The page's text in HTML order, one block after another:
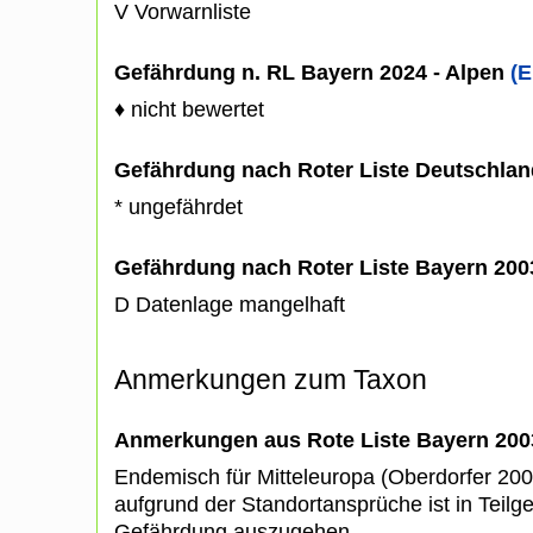
V Vorwarnliste
Gefährdung n. RL Bayern 2024 - Alpen
♦ nicht bewertet
Gefährdung nach Roter Liste
* ungefährdet
Gefährdung nach Roter Liste Bayern
D Datenlage mangelhaft
Anmerkungen zum Taxon
Anmerkungen aus Rote Liste Bayern
Endemisch für Mitteleuropa (Oberdorfer
aufgrund der Standortansprüche ist in